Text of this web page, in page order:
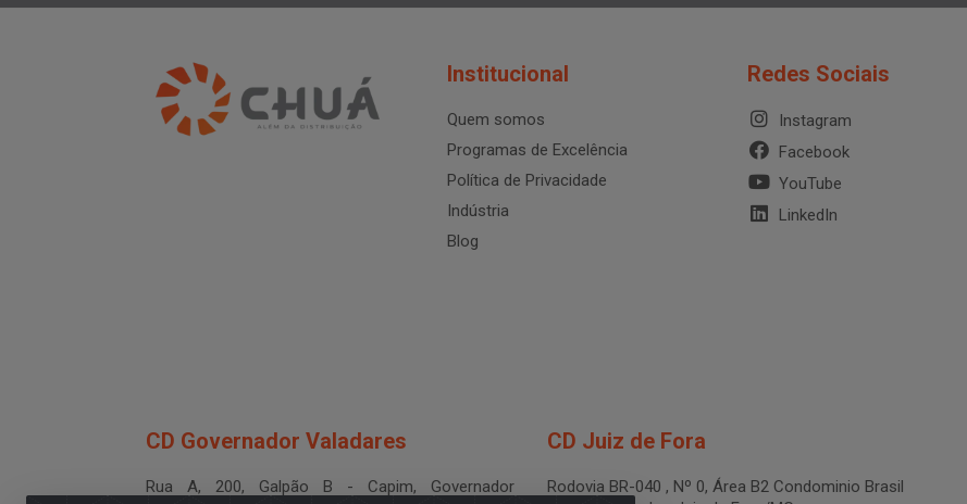
Institucional
Quem somos
Programas de Excelência
Política de Privacidade
Indústria
Blog
Redes Sociais
Instagram
Facebook
YouTube
LinkedIn
CD Governador Valadares
Rua A, 200, Galpão B - Capim, Governador
CD Juiz de Fora
Rodovia BR-040 , Nº 0, Área B2 Condominio Brasil